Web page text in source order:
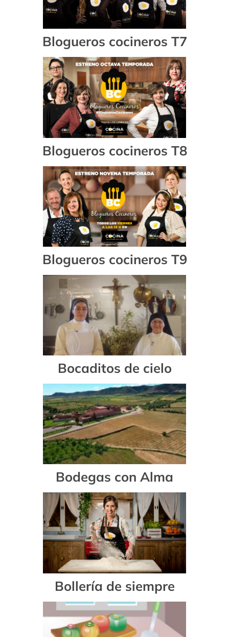
Blogueros cocineros T7
Blogueros cocineros T8
Blogueros cocineros T9
Bocaditos de cielo
Bodegas con Alma
Bollería de siempre